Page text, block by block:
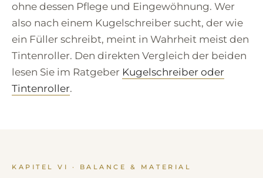
ohne dessen Pflege und Eingewöhnung. Wer
also nach einem Kugelschreiber sucht, der wie
ein Füller schreibt, meint in Wahrheit meist den
Tintenroller. Den direkten Vergleich der beiden
lesen Sie im Ratgeber Kugelschreiber oder
Tintenroller.
KAPITEL VI · BALANCE & MATERIAL